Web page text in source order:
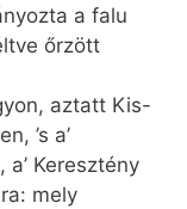
a falu
őrzött
aztatt Kis-
’s a’
Keresztény
mely